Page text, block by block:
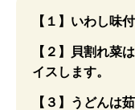
【１】いわし味
【２】貝割れ菜
イスします。
【３】うどんは